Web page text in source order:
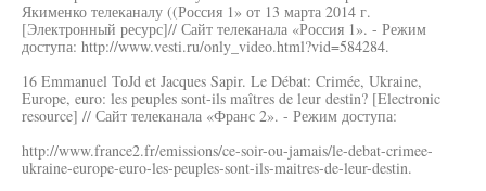
Якименко телеканалу ((Россия 1» от 13 марта 2014 г.
[Электронный ресурс]// Сайт телеканала «Россия 1». - Режим
доступа: http://www.vesti.ru/only_video.html?vid=584284.
16 Emmanuel ТоJd et Jacques Sapir. Le Débat: Crimée, Ukraine,
Europe, euro: les peuples sont-ils maîtres de leur destin? [Electronic
resource] // Сайт телеканала «Франс 2». - Режим доступа:
http://www.france2.fr/emissions/ce-soir-ou-jamais/le-debat-crimee-
ukraine-europe-euro-les-peuples-sont-ils-maitres-de-leur-destin.